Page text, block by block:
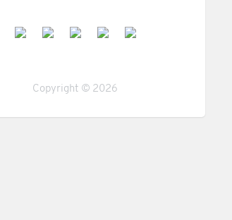
Copyright © 2026